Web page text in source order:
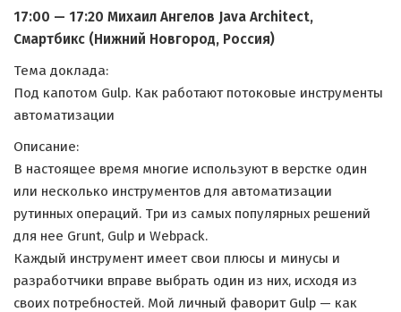
17:00 — 17:20 Михаил Ангелов Java Architect,
Смартбикс (Нижний Новгород, Россия)
Тема доклада:
Под капотом Gulp. Как работают потоковые инструменты
автоматизации
Описание:
В настоящее время многие используют в верстке один
или несколько инструментов для автоматизации
рутинных операций. Три из самых популярных решений
для нее Grunt, Gulp и Webpack.
Каждый инструмент имеет свои плюсы и минусы и
разработчики вправе выбрать один из них, исходя из
своих потребностей. Мой личный фаворит Gulp — как